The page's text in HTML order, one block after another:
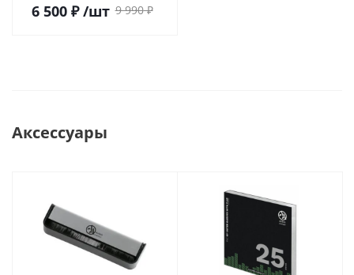
6 500₽ /шт 9 990₽
Аксессуары